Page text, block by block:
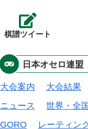
棋譜ツイート
日本オセロ連盟
大会案内 大会結果
ニュース
世界・全
GORO
レーティン